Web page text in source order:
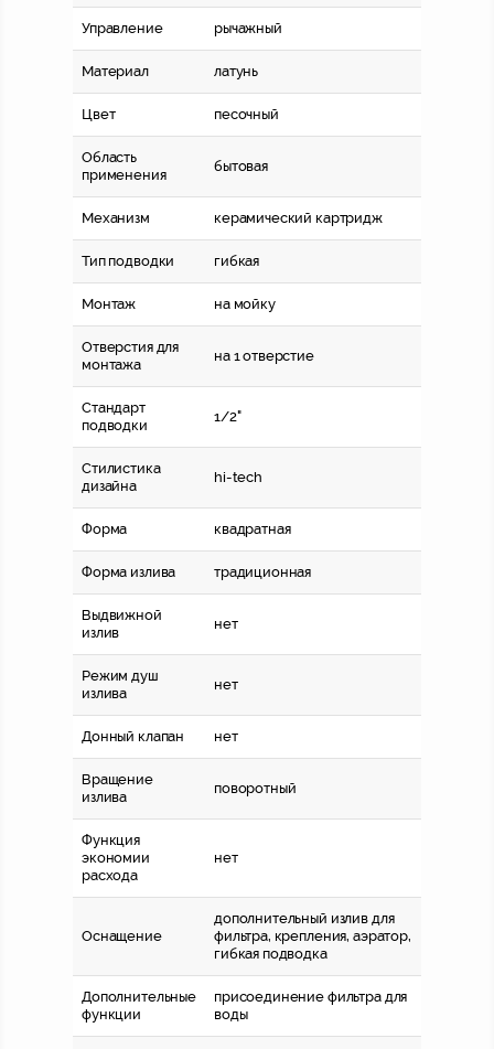
Управление рычажный
Материал латунь
Цвет песочный
Область
применения
бытовая
Механизм керамический картридж
Тип подводки гибкая
Монтаж на мойку
Отверстия для
монтажа
на 1 отверстие
Стандарт
подводки
1/2"
Стилистика
дизайна
hi-tech
Форма квадратная
Форма излива традиционная
Выдвижной
излив
нет
Режим душ
излива
нет
Донный клапан нет
Вращение
излива
поворотный
Функция
экономии
расхода
нет
Оснащение
дополнительный излив для
фильтра, крепления, аэратор,
гибкая подводка
Дополнительные
функции
присоединение фильтра для
воды